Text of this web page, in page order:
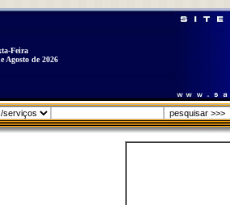
Feira
Agosto de 2026